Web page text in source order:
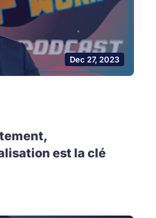
Dec 27, 2023
est la clé